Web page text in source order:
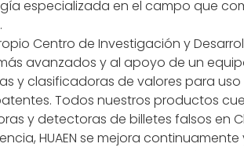
especializada en el campo que
Centro de Investigación y
avanzados y al apoyo de un
y clasificadoras de valores para
Todos nuestros productos
y detectoras de billetes falsos en
HUAEN se mejora